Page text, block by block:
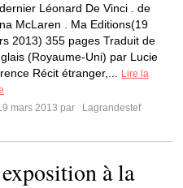
Léonard De Vinci . de
McLaren . Ma Editions(19
2013) 355 pages Traduit de
(Royaume-Uni) par Lucie
Récit étranger,...
Lire la
mars 2013 par
Lagrandestef
à la